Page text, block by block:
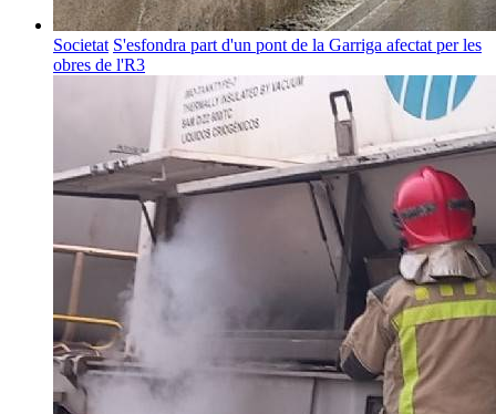
Societat S'esfondra part d'un pont de la Garriga afectat per les
obres de l'R3